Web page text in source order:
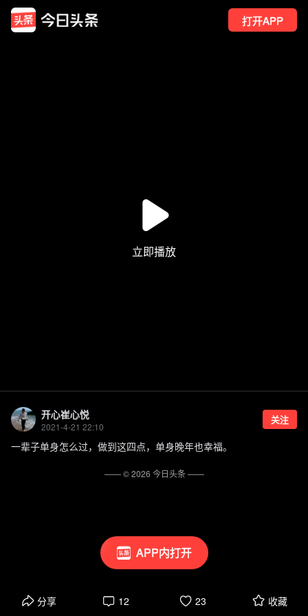
打开APP
APP内打开
开心崔心悦
2021-4-21 22:10
关注
一辈子单身怎么过，做到这四点，单身晚年也幸福。
分享 12 23 收藏
—— ©2026 今日头条——